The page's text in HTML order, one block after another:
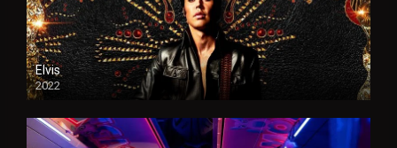
Elvis
2022